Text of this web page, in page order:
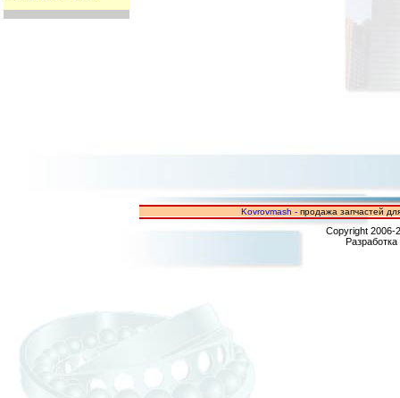
Kovrovmash - продажа запчастей
Copyright 2006-